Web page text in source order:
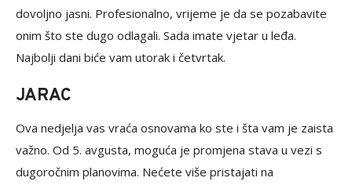
dovoljno jasni. Profesionalno, vrijeme je da se pozabavite
onim što ste dugo odlagali. Sada imate vjetar u leđa.
Najbolji dani biće vam utorak i četvrtak.
JARAC
Ova nedjelja vas vraća osnovama ko ste i šta vam je zaista
važno. Od 5. avgusta, moguća je promjena stava u vezi s
dugoročnim planovima. Nećete više pristajati na